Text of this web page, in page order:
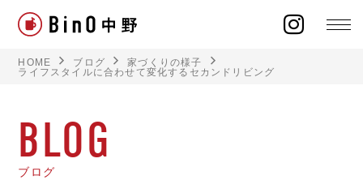
ラインナップ
HOME ブログ 家づくりの様子
ライフスタイルに合わせて変化するセカンドリビング
BLOG
ブログ